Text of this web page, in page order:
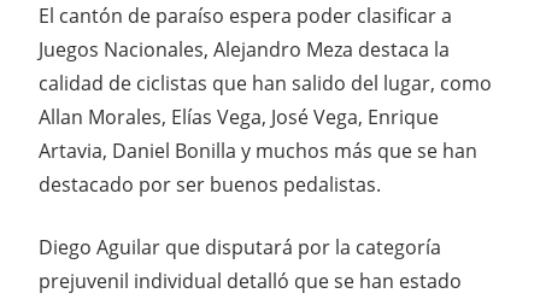
El cantón de paraíso espera poder clasificar a
Juegos Nacionales, Alejandro Meza destaca la
calidad de ciclistas que han salido del lugar, como
Allan Morales, Elías Vega, José Vega, Enrique
Artavia, Daniel Bonilla y muchos más que se han
destacado por ser buenos pedalistas.
Diego Aguilar que disputará por la categoría
prejuvenil individual detalló que se han estado